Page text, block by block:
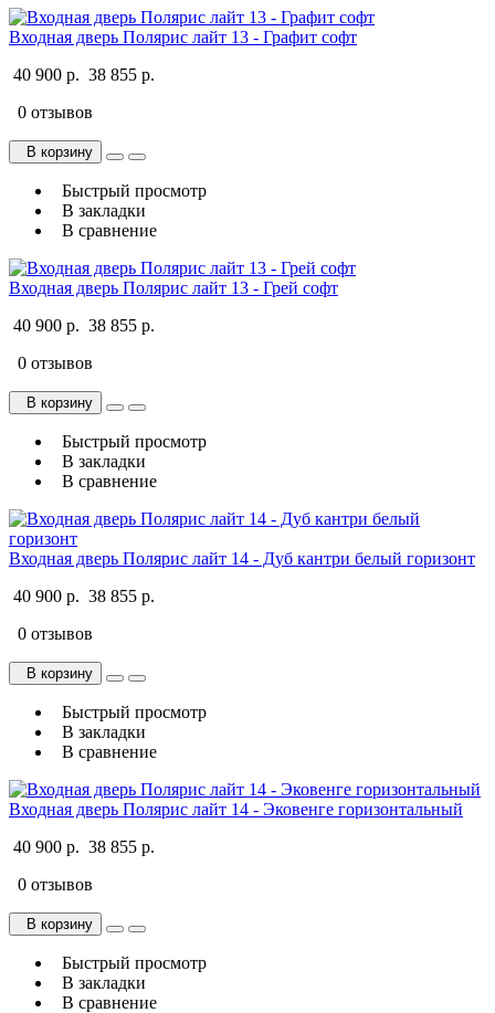
Входная дверь Полярис лайт 13 - Графит софт
40 900 р. 38 855 р.
0 отзывов
В корзину
Быстрый просмотр
В закладки
В сравнение
Входная дверь Полярис лайт 13 - Грей софт
40 900 р. 38 855 р.
0 отзывов
В корзину
Быстрый просмотр
В закладки
В сравнение
Входная дверь Полярис лайт 14 - Дуб кантри белый горизонт
40 900 р. 38 855 р.
0 отзывов
В корзину
Быстрый просмотр
В закладки
В сравнение
Входная дверь Полярис лайт 14 - Эковенге горизонтальный
40 900 р. 38 855 р.
0 отзывов
В корзину
Быстрый просмотр
В закладки
В сравнение